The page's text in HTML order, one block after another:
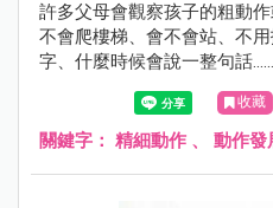
許多父母會觀察孩子的粗動
不會爬樓梯、會不會站、不
字、什麼時候會說一整句話
察，較容易忽略。
收藏
關鍵字： 精細動作 、 動作發